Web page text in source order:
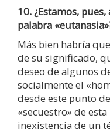
10. ¿Estamos,
palabra
Más bien habría
de su significado,
deseo de algunos
socialmente el
desde este punto
«secuestro» de
inexistencia de un